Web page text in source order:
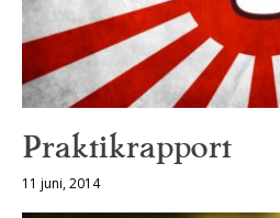
Praktikrapport
11 juni, 2014